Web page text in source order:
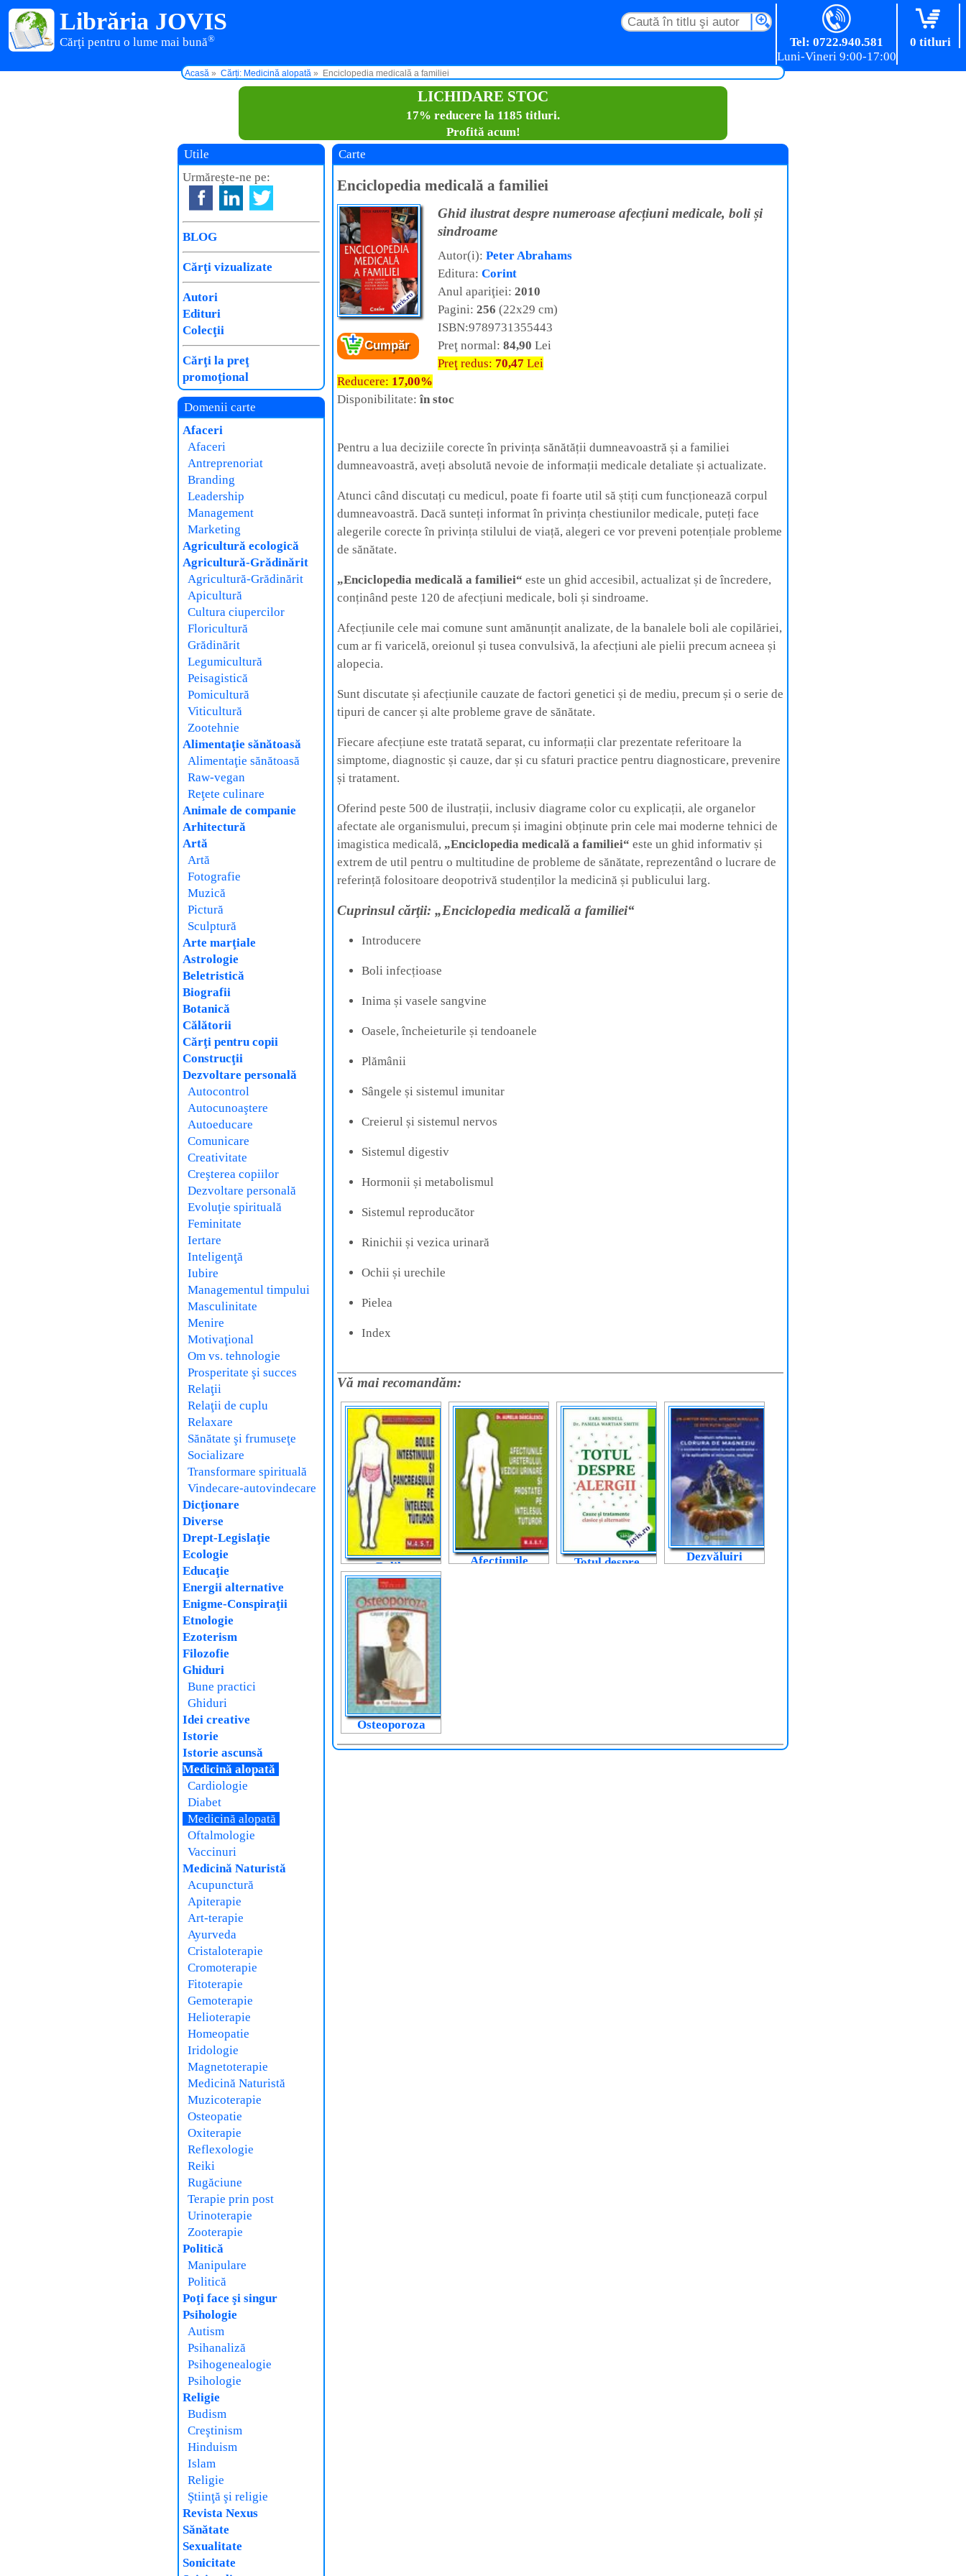
Librăria JOVIS
Cărţi pentru o lume mai bună® 0 titluri
Tel: 0722.940.581
Acasă Cărți: Medicină alopată Enciclopedia medicală a familiei
LICHIDARE STOC
17% reducere la 1185 titluri.
Profită acum!
Carte
Enciclopedia medicală a familiei
Cartea:Enciclopedia medicală a familiei
Ghid ilustrat despre numeroase afecțiuni
medicale, boli și sindroame
Autor:Peter Abrahams
Corint
Cumpăr
Ghid ilustrat despre numeroase afecțiuni medicale, boli și
sindroame
Autor(i): Peter Abrahams
Editura: Corint
Anul apariţiei: 2010
Pagini: 256 (22x29 cm)
ISBN:9789731355443
Preţ normal: 84,90 Lei
Preţ redus: 70,47 Lei
Reducere: 17,00%
Disponibilitate:în stoc
Pentru a lua deciziile corecte în privința sănătății dumneavoastră și a familiei
dumneavoastră, aveți absolută nevoie de informații medicale detaliate și actualizate.
Atunci când discutați cu medicul, poate fi foarte util să știți cum funcționează corpul
dumneavoastră. Dacă sunteți informat în privința chestiunilor medicale, puteți face
alegerile corecte în privința stilului de viață, alegeri ce vor preveni potențiale probleme
de sănătate.
„Enciclopedia medicală a familiei“ este un ghid accesibil, actualizat și de încredere,
conținând peste 120 de afecțiuni medicale, boli și sindroame.
Afecțiunile cele mai comune sunt amănunțit analizate, de la banalele boli ale copilăriei,
cum ar fi varicelă, oreionul și tusea convulsivă, la afecțiuni ale pielii precum acneea și
alopecia.
Sunt discutate și afecțiunile cauzate de factori genetici și de mediu, precum și o serie de
tipuri de cancer și alte probleme grave de sănătate.
Fiecare afecțiune este tratată separat, cu informații clar prezentate referitoare la
simptome, diagnostic și cauze, dar și cu sfaturi practice pentru diagnosticare, prevenire
și tratament.
Oferind peste 500 de ilustrații, inclusiv diagrame color cu explicații, ale organelor
afectate ale organismului, precum și imagini obținute prin cele mai moderne tehnici de
imagistica medicală, „Enciclopedia medicală a familiei“ este un ghid informativ și
extrem de util pentru o multitudine de probleme de sănătate, reprezentând o lucrare de
referință folositoare deopotrivă studenților la medicină și publicului larg.
Cuprinsul cărţii: „Enciclopedia medicală a familiei“
Introducere
Boli infecțioase
Inima și vasele sangvine
Oasele, încheieturile și tendoanele
Plămânii
Sângele și sistemul imunitar
Creierul și sistemul nervos
Sistemul digestiv
Hormonii și metabolismul
Sistemul reproducător
Rinichii și vezica urinară
Ochii și urechile
Pielea
Index
Vă mai recomandăm:
Bolile
intestinului și
pancreasului pe
înțelesul tuturor
Afecțiunile
Totul despre
Dezvăluiri
referitoare la
Osteoporoza
Utile
Urmăreşte-ne pe:
BLOG
Cărţi vizualizate
Autori
Edituri
Colecţii
Cărţi la preţ
promoţional
Domenii carte
Afaceri
Afaceri
Antreprenoriat
Branding
Leadership
Management
Marketing
Agricultură ecologică
Agricultură-Grădinărit
Agricultură-Grădinărit
Apicultură
Cultura ciupercilor
Floricultură
Grădinărit
Legumicultură
Peisagistică
Pomicultură
Viticultură
Zootehnie
Alimentaţie sănătoasă
Alimentaţie sănătoasă
Raw-vegan
Reţete culinare
Animale de companie
Arhitectură
Artă
Artă
Fotografie
Muzică
Pictură
Sculptură
Arte marţiale
Astrologie
Beletristică
Biografii
Botanică
Călătorii
Cărţi pentru copii
Construcţii
Dezvoltare personală
Autocontrol
Autocunoaştere
Autoeducare
Comunicare
Creativitate
Creşterea copiilor
Dezvoltare personală
Evoluţie spirituală
Feminitate
Iertare
Inteligenţă
Iubire
Managementul timpului
Masculinitate
Menire
Motivaţional
Om vs. tehnologie
Prosperitate şi succes
Relaţii
Relaţii de cuplu
Relaxare
Sănătate şi frumuseţe
Socializare
Transformare spirituală
Vindecare-autovindecare
Dicţionare
Diverse
Drept-Legislaţie
Ecologie
Educaţie
Energii alternative
Enigme-Conspiraţii
Etnologie
Ezoterism
Filozofie
Ghiduri
Bune practici
Ghiduri
Idei creative
Istorie
Istorie ascunsă
Medicină alopată
Cardiologie
Diabet
Medicină alopată
Oftalmologie
Vaccinuri
Medicină Naturistă
Acupunctură
Apiterapie
Art-terapie
Ayurveda
Cristaloterapie
Cromoterapie
Fitoterapie
Gemoterapie
Helioterapie
Homeopatie
Iridologie
Magnetoterapie
Medicină Naturistă
Muzicoterapie
Osteopatie
Oxiterapie
Reflexologie
Reiki
Rugăciune
Terapie prin post
Urinoterapie
Zooterapie
Politică
Manipulare
Politică
Poţi face şi singur
Psihologie
Autism
Psihanaliză
Psihogenealogie
Psihologie
Religie
Budism
Creştinism
Hinduism
Islam
Religie
Ştiinţă şi religie
Revista Nexus
Sănătate
Sexualitate
Sonicitate